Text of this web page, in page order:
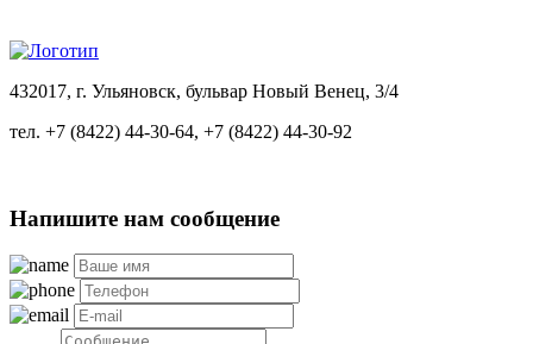
432017, г. Ульяновск, бульвар Новый Венец, 3/4
тел. +7 (8422) 44-30-64, +7 (8422) 44-30-92
Напишите нам сообщение